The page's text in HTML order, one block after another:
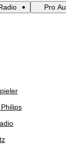
Pro
Philips